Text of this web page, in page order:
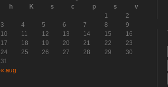
h
K s c p s
v
1
2
3
4 5 6 7 8
9
10
11 12 13 14 15
16
17
18 19 20 21 22
23
24
25 26 27 28 29
30
31
« aug